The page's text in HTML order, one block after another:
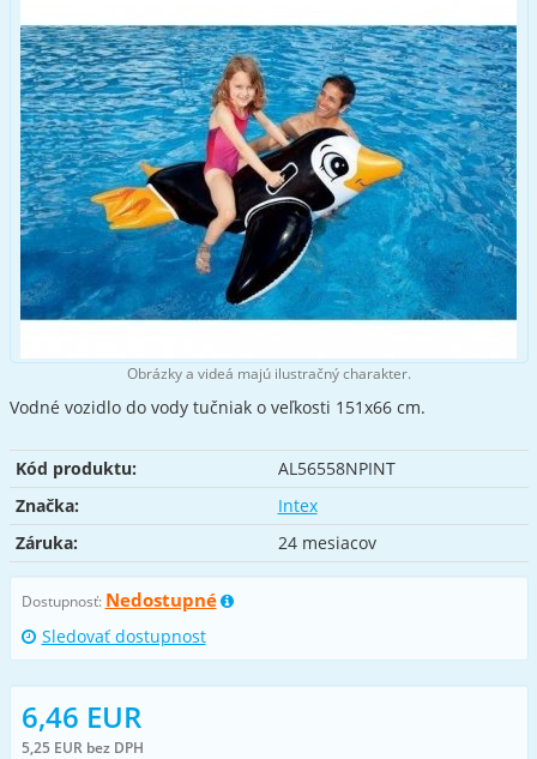
Obrázky a videá majú ilustračný charakter.
Vodné vozidlo do vody tučniak o veľkosti 151x66 cm.
Kód produktu:
AL56558NPINT
Značka:
Intex
Záruka:
24 mesiacov
Dostupnosť: Nedostupné
Sledovať dostupnost
6,46 EUR
5,25 EUR bez DPH